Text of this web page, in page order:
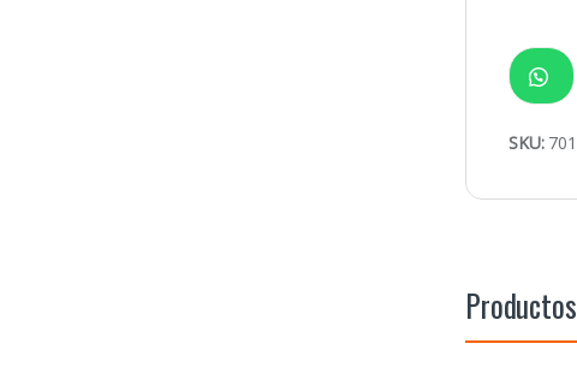
SKU: